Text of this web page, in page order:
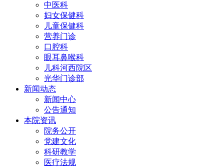
中医科
妇女保健科
儿童保健科
营养门诊
口腔科
眼耳鼻喉科
儿科河西院区
光华门诊部
新闻动态
新闻中心
公告通知
本院资讯
院务公开
党建文化
科研教学
医疗法规